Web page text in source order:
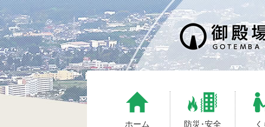
S
k
i
p
t
o
c
ホーム 防災･安全